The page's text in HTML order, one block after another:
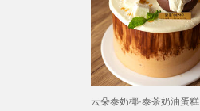
云朵泰奶椰·泰茶奶油蛋糕 |